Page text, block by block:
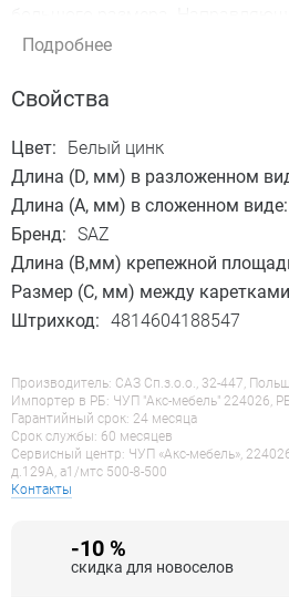
крепления можно также
виде была не больше длины
царг.
Подробнее
Свойства
Цвет:
Белый цинк
Длина (D, мм) в разложенном
Длина (А, мм) в сложенном виде:
Бренд: SAZ
Длина (B,мм) крепежной
Размер (С, мм) между
Штрихкод: 4814604188547
Производитель: САЗ Сп.з.o.o., 32-447,
Импортер в РБ: ЧУП "Акс-мебель" 224026,
Гарантийный срок: 24 месяца
Срок службы: 60 месяцев
Сервисный центр: ЧУП «Акс-мебель»,
д.129А, a1/мтс 500-8-500
Контакты
-10 %
скидка для новоселов